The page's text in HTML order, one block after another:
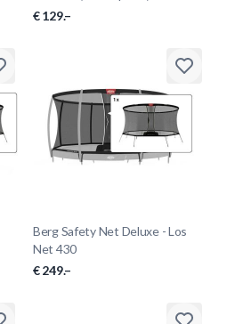
€ 129.–
Berg Safety Net Deluxe - Los
Net 430
€ 249.–